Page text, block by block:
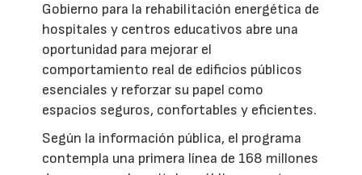
Gobierno para la rehabilitación energética de
hospitales y centros educativos abre una
oportunidad para mejorar el
comportamiento real de edificios públicos
esenciales y reforzar su papel como
espacios seguros, confortables y eficientes.
Según la información pública, el programa
contempla una primera línea de 168 millones